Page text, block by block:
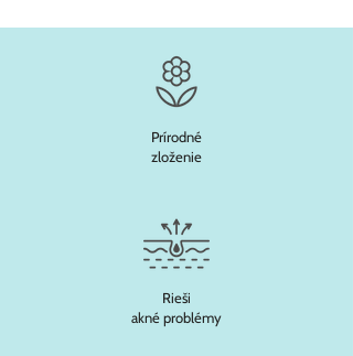
Prírodné
zloženie
Rieši
akné problémy